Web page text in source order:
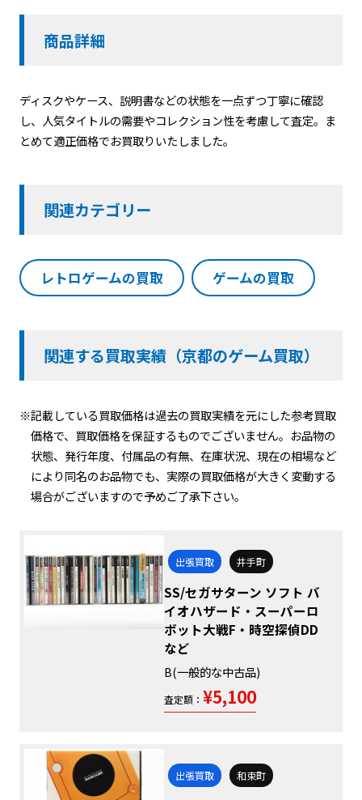
商品詳細
ディスクやケース、説明書などの状態を一点ずつ丁寧に確認
し、人気タイトルの需要やコレクション性を考慮して査定。ま
とめて適正価格でお買取りいたしました。
関連カテゴリー
レトロゲームの買取 ゲームの買取
関連する買取実績（京都のゲーム買取）
※記載している買取価格は過去の買取実績を元にした参考買取
価格で、買取価格を保証するものでございません。お品物の
状態、発行年度、付属品の有無、在庫状況、現在の相場など
により同名のお品物でも、実際の買取価格が大きく変動する
場合がございますので予めご了承下さい。
出張買取 井手町
SS/セガサターン ソフト バ
イオハザード・スーパーロ
ボット大戦F・時空探偵DD
など
B(一般的な中古品)
査定額： ¥5,100
出張買取 和束町